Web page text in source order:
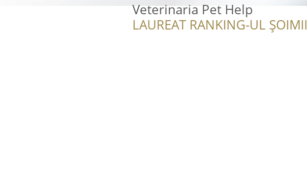
Veterinaria Pet Help
LAUREAT RANKING-UL ȘOIMII